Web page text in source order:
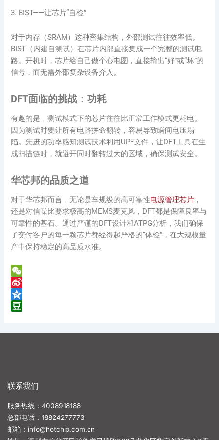
3. BIST——让芯片“自检”
对于内存（SRAM）这种密集结构，外部测试往往效率低。
BIST（内建自测试）在芯片内部直接集成一个完整的测试电
路。开机时，芯片给自己做个心电图，直接输出“好”或“坏”的
信号，而无需外部复杂设备介入。
DFT面临的挑战：功耗
有趣的是，测试模式下的芯片往往比正常工作模式更耗电。
因为测试时要让所有电路拼命翻转，容易导致瞬间电压塌
陷。先进的功率感知测试技术利用UPF文件，让DFT工具在生
成扫描链时，就避开同时翻转过大的区域，确保测试安全。
华芯邦的品质之道
对于华芯邦而言，无论是车规级的高可靠性电源管理芯片 ，
还是对信噪比要求极高的MEMS麦克风，DFT都是保障良率与
可靠性的基石。通过严谨的DFT设计和ATPG分析，我们确保
了交付客户的每一颗芯片都经得起严格的“体检”，在大规模量
产中保持稳定的高品质水准。
WeChat
Sina
Weibo
Qzone
联系我们
服务热线：4008918188
总部电话： 18824277773
邮箱： info@hotchip.com.cn